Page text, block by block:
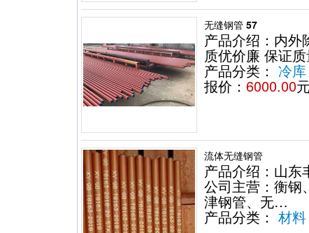
无缝钢管 57
产品介绍：内外
质优价廉 保证
产品分类： 冷库
报价： 6000.00
流体无缝钢管
产品介绍：山东
公司主营：衡钢
津钢管、无…
产品分类： 材料